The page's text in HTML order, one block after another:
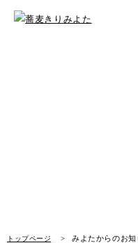
トップページ みよたからのお知